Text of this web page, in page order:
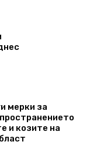
мерки за
и козите на